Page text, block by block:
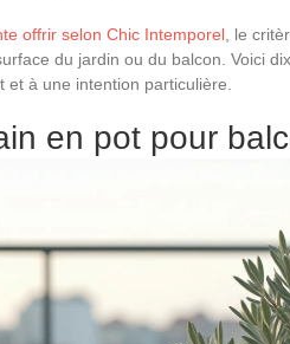
offrir selon Chic Intemporel , le
du jardin ou du balcon. Voici
à une intention particulière.
en pot pour